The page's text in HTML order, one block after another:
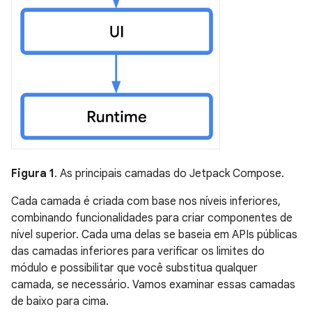
Figura 1. As principais camadas do Jetpack Compose.
Cada camada é criada com base nos níveis inferiores,
combinando funcionalidades para criar componentes de
nível superior. Cada uma delas se baseia em APIs públicas
das camadas inferiores para verificar os limites do
módulo e possibilitar que você substitua qualquer
camada, se necessário. Vamos examinar essas camadas
de baixo para cima.